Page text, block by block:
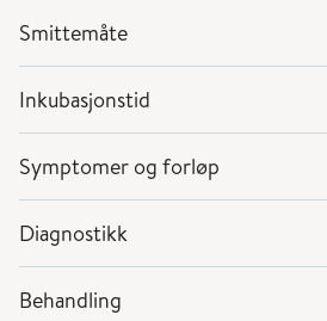
Smittemåte
Inkubasjonstid
Symptomer og forløp
Diagnostikk
Behandling